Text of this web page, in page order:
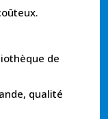
de
qualité